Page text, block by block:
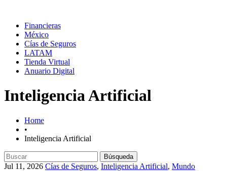
Financieras
México
Cías de Seguros
LATAM
Tienda Virtual
Anuario Digital
Inteligencia Artificial
Home
•
Inteligencia Artificial
Buscar:
Jul 11, 2026 Cías de Seguros, Inteligencia Artificial, Mundo